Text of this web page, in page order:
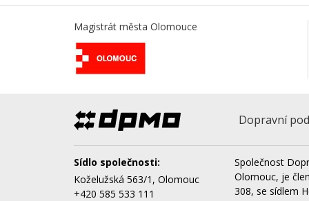
Magistrát města Olomouce
Dopravní
Sídlo společnosti:
Koželužská 563/1, Olomouc
+420 585 533 111
Společnost
Olomouc, je
308, se sídlem